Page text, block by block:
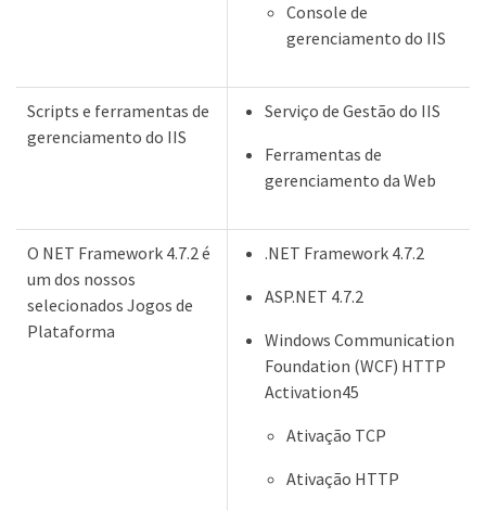
Console de
gerenciamento do IIS
Scripts e ferramentas de
gerenciamento do IIS
Serviço de Gestão do IIS
Ferramentas de
gerenciamento da Web
O NET Framework 4.7.2 é
um dos nossos
selecionados Jogos de
Plataforma
.NET Framework 4.7.2
ASP.NET 4.7.2
Windows Communication
Foundation (WCF) HTTP
Activation45
Ativação TCP
Ativação HTTP